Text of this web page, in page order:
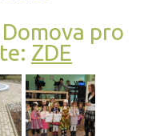
pro
ZDE